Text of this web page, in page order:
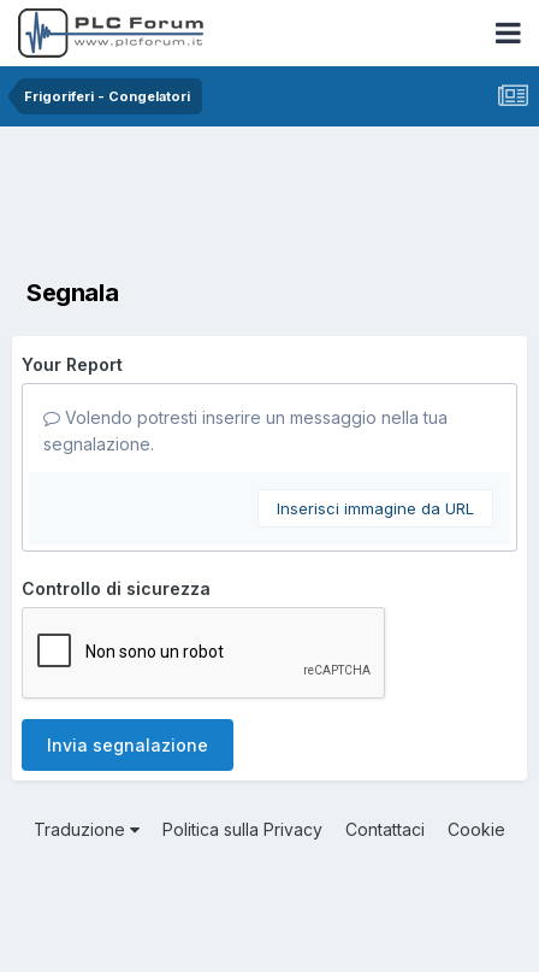
Frigoriferi - Congelatori
Segnala
Your Report
Volendo potresti inserire un messaggio nella tua
segnalazione.
Inserisci immagine da URL
Controllo di sicurezza
Invia segnalazione
Traduzione Politica sulla Privacy Contattaci Cookie